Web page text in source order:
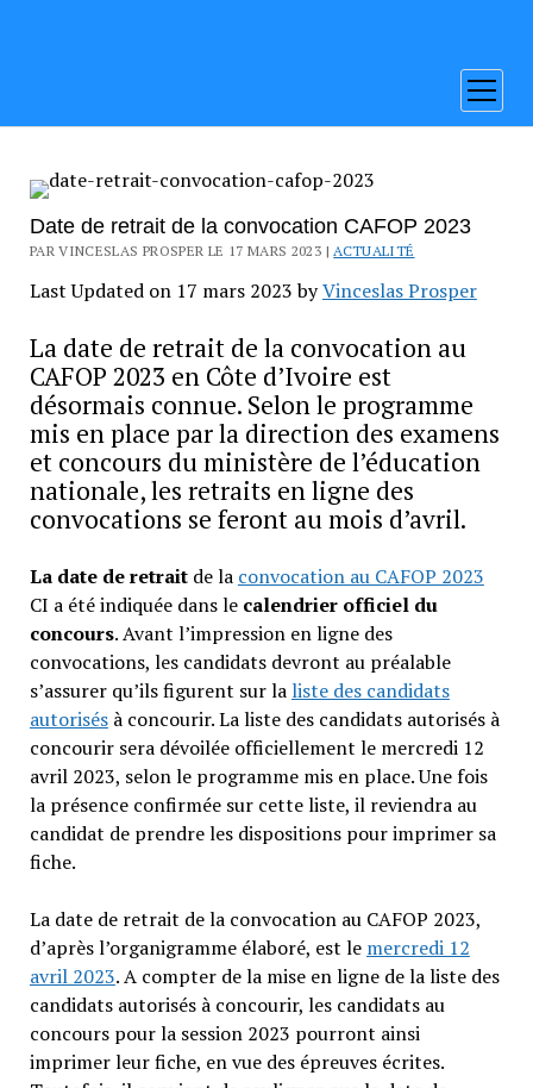
ouvrir
menu
Date de retrait de la convocation CAFOP 2023
PAR VINCESLAS PROSPER LE 17 MARS 2023 | ACTUALITÉ
Last Updated on 17 mars 2023 byVinceslas Prosper
La date de retrait de la convocation au
CAFOP 2023 en Côte d’Ivoire est
désormais connue. Selon le programme
mis en place par la direction des examens
et concours du ministère de l’éducation
nationale, les retraits en ligne des
convocations se feront au mois d’avril.
La date de retraitde la convocation au CAFOP 2023
CI a été indiquée dans le calendrier officiel du
concours. Avant l’impression en ligne des
convocations, les candidats devront au préalable
s’assurer qu’ils figurent sur la liste des candidats
autorisésà concourir. La liste des candidats autorisés à
concourir sera dévoilée officiellement le mercredi 12
avril 2023, selon le programme mis en place. Une fois
la présence confirmée sur cette liste, il reviendra au
candidat de prendre les dispositions pour imprimer sa
fiche.
La date de retrait de la convocation au CAFOP 2023,
d’après l’organigramme élaboré, est le mercredi 12
avril 2023. A compter de la mise en ligne de la liste des
candidats autorisés à concourir, les candidats au
concours pour la session 2023 pourront ainsi
imprimer leur fiche, en vue des épreuves écrites.